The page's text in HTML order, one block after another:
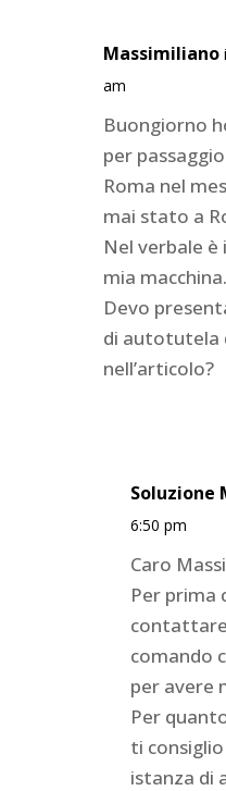
Massimiliano
am
Buongiorno
per
Roma nel
mai stato a
Nel verbale
mia macchina.
Devo
di autotutela
nell’articolo?
Soluzione
6:50 pm
Caro
Per prima
comando
per avere
Per
ti
istanza di